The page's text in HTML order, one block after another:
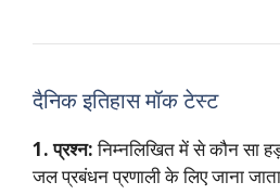
दैनिक इतिहास मॉक टेस्ट
1. प्रश्न:निम्नलिखित में से कौन सा
जल प्रबंधन प्रणाली के लिए जाना